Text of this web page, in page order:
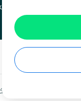
o ochraně